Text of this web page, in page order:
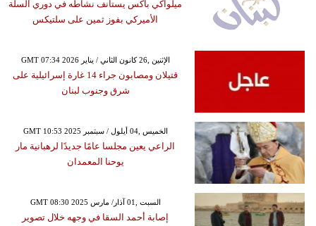
ميلواكي باكس يستأنف نشاطه في دوري السلة
الأميركي بفوز ثمين على سلتيكس
GMT 07:34 2026 الإثنين ,26 كانون الثاني / يناير
قتيلان ومصابون جراء 14 غارة إسرائيلية على
شرق وجنوب لبنان
GMT 10:53 2025 الخميس ,04 أيلول / سبتمبر
الراعي يعين مجلسا عامًا جديدًا لرهبانية مار
يوحنا المعمدان
GMT 08:30 2025 السبت ,01 آذار/ مارس
إصابة أحمد السقا في وجهه خلال تصوير